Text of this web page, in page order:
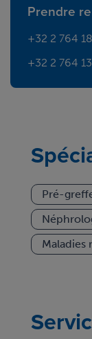
Pré-
Maladies
Prendre
+32 2 764
+32 2 764